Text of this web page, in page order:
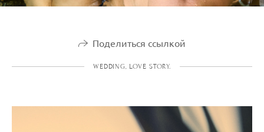
Поделиться ссылкой
WEDDING, LOVE STORY.